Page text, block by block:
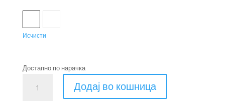
Исчисти
Достапно по нарачка
Chasm
Додај во кошница